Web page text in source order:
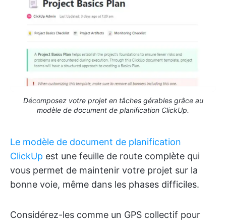
Décomposez votre projet en tâches gérables grâce au
modèle de document de planification ClickUp.
Le modèle de document de planification
ClickUp est une feuille de route complète qui
vous permet de maintenir votre projet sur la
bonne voie, même dans les phases difficiles.
Considérez-les comme un GPS collectif pour